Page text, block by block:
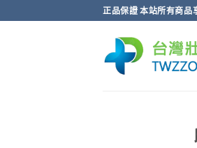
轉
正品保證 本站所有商品